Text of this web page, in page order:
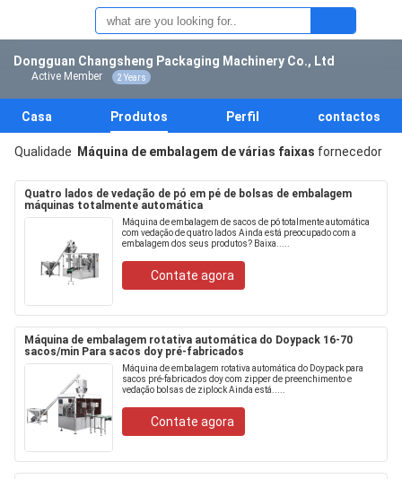
Dongguan Changsheng Packaging Machinery Co., Ltd
Active Member 2 Years
Casa Produtos Perfil contactos
Qualidade Máquina de embalagem de várias faixas fornecedor
Quatro lados de vedação de pó em pé de bolsas de embalagem
máquinas totalmente automática
Máquina de embalagem de sacos de pó totalmente automática
com vedação de quatro lados Ainda está preocupado com a
embalagem dos seus produtos? Baixa.....
Contate agora
Máquina de embalagem rotativa automática do Doypack 16-70
sacos/min Para sacos doy pré-fabricados
Máquina de embalagem rotativa automática do Doypack para
sacos pré-fabricados doy com zipper de preenchimento e
vedação bolsas de ziplock Ainda está.....
Contate agora